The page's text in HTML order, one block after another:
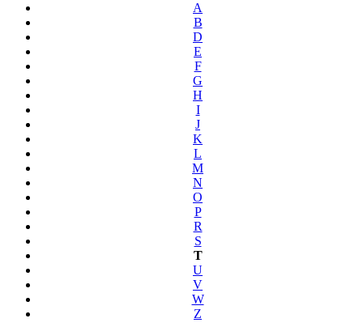
A
B
D
E
F
G
H
I
J
K
L
M
N
O
P
R
S
T
U
V
W
Z